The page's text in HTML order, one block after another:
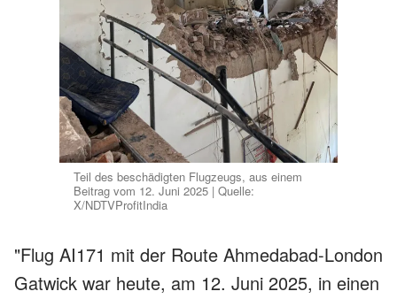
Teil des beschädigten Flugzeugs, aus einem
Beitrag vom 12. Juni 2025 | Quelle:
X/NDTVProfitIndia
"Flug AI171 mit der Route Ahmedabad-London
Gatwick war heute, am 12. Juni 2025, in einen